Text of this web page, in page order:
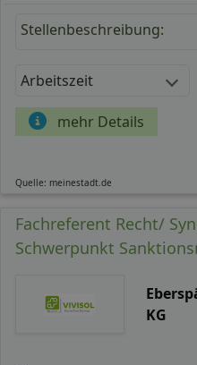
Stellenbeschreibung:
Arbeitszeit
mehr Details
Quelle: meinestadt.de
Fachreferent Recht/
Schwerpunkt
KG